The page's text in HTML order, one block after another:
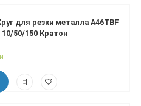
для резки металла А46TBF
10/50/150 Кратон